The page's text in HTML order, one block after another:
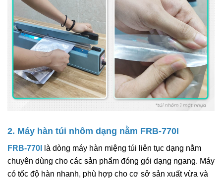
2. Máy hàn túi nhôm dạng nằm FRB-770I
FRB-770I
là dòng máy hàn miệng túi liên tục dạng nằm
chuyên dùng cho các sản phẩm đóng gói dạng ngang. Máy
có tốc độ hàn nhanh, phù hợp cho cơ sở sản xuất vừa và